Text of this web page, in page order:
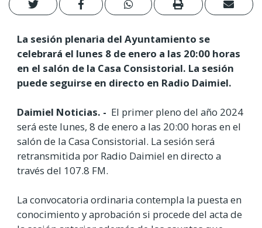
La sesión plenaria del Ayuntamiento se
celebrará el lunes 8 de enero a las 20:00 horas
en el salón de la Casa Consistorial. La sesión
puede seguirse en directo en Radio Daimiel.
Daimiel Noticias. - El primer pleno del año 2024
será este lunes, 8 de enero a las 20:00 horas en el
salón de la Casa Consistorial. La sesión será
retransmitida por Radio Daimiel en directo a
través del 107.8 FM.
La convocatoria ordinaria contempla la puesta en
conocimiento y aprobación si procede del acta de